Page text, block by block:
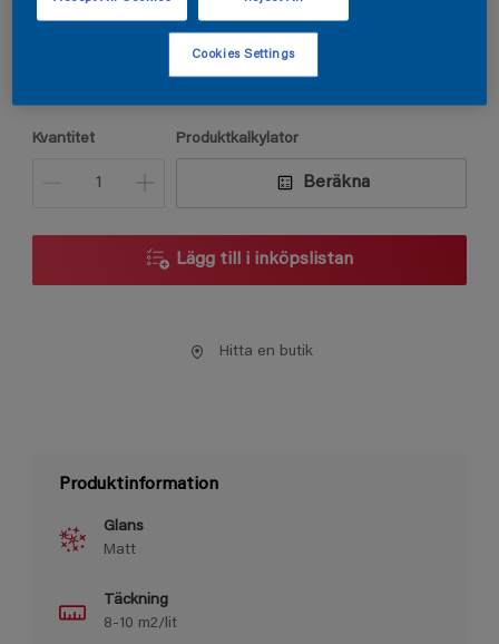
Förpackningsstorlek
5L
Kvantitet Produktkalkylator
Beräkna
Lägg till i inköpslistan
Hitta en butik
Produktinformation
Glans
Matt
Täckning
8-10 m2/lit
Cookies Settings